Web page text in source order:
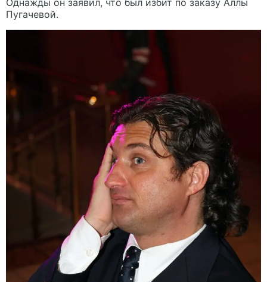
Однажды он заявил, что был избит по заказу Аллы
Пугачевой.